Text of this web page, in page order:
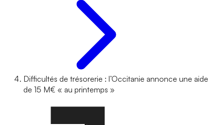
Difficultés de trésorerie : l’Occitanie annonce une aide
de 15 M€ « au printemps »